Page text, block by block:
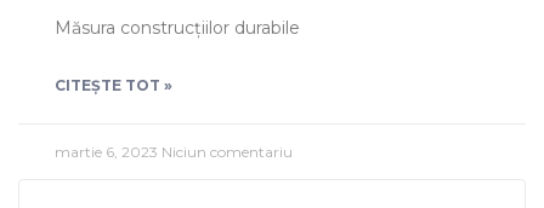
Măsura construcțiilor durabile
CITEȘTE TOT »
martie 6, 2023 Niciun comentariu